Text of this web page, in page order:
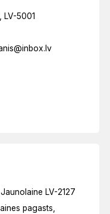
LV-5001
LV-2127
pagasts,